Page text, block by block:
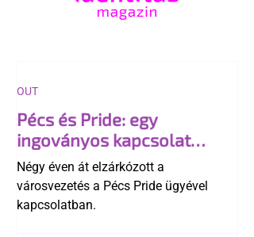
Pécs és Pride: egy
ingoványos kapcsolat
története
Négy éven át elzárkózott a
városvezetés a Pécs Pride ügyével
kapcsolatban.
OUT